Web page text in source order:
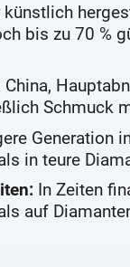
bis zu 70 %
Schmuck
Generation
in teure
In Zeiten
auf